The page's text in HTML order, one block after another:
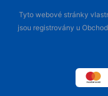
Tyto webové stránky
jsou registrovány u